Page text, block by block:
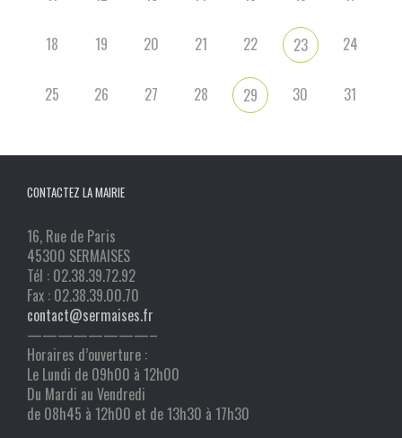
18 19 20 21 22 23 24
25 26 27 28 29 30 31
CONTACTEZ LA MAIRIE
16, Rue de Paris
45300 SERMAISES
Tél : 02.38.39.72.92
Fax : 02.38.39.00.70
contact@sermaises.fr
————————–
Horaires d’ouverture :
Le Lundi de 09h00 à 12h00
Du Mardi au Vendredi
de 08h45 à 12h00 et de 13h30 à 17h30